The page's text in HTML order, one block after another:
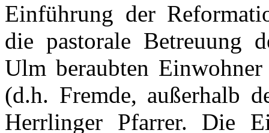
Einführung der
die pastorale Betreuung
Ulm beraubten
(d.h. Fremde, außerhalb
Herrlinger Pfarrer. Die